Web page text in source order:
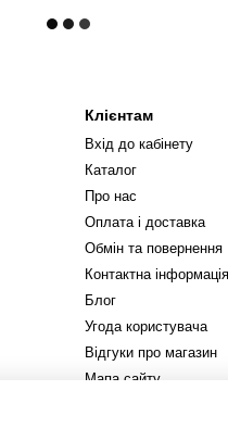
Клієнтам
Вхід до кабінету
Каталог
Про нас
Оплата і доставка
Обмін та повернення
Контактна інформація
Блог
Угода користувача
Відгуки про магазин
Мапа сайту